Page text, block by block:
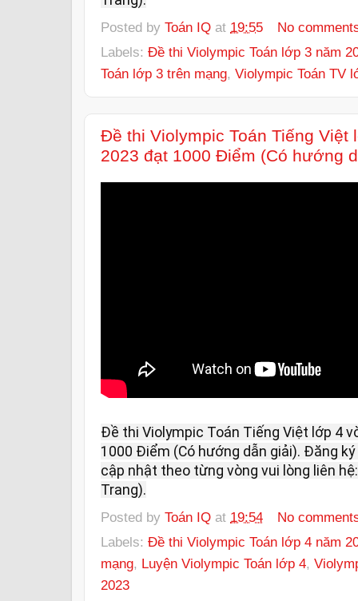
Posted by Toán IQ at 19:55
No
Labels: Đề thi Violympic Toán lớp 3 năm
Toán lớp 3 trên mạng, Violympic Toán TV
Đề thi Violympic Toán Tiếng Việt
2023 đạt 1000 Điểm (Có hướng
Đề thi Violympic Toán Tiếng Việt lớp 4
1000 Điểm (Có hướng dẫn giải). Đăng
cập nhật theo từng vòng vui lòng liên
Trang).
Posted by Toán IQ at 19:54
No
Labels: Đề thi Violympic Toán lớp 4 năm
mạng, Luyện Violympic Toán lớp 4,
2023